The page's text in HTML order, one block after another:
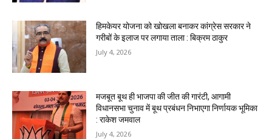
हिमकेयर योजना को खोखला बनाकर कांग्रेस सरकार ने
गरीबों के इलाज पर लगाया ताला : बिक्रम ठाकुर
July 4, 2026
मजबूत बूथ ही भाजपा की जीत की गारंटी, आगामी
विधानसभा चुनाव में बूथ प्रबंधन निभाएगा निर्णायक भूमिका
: राकेश जमवाल
July 4, 2026